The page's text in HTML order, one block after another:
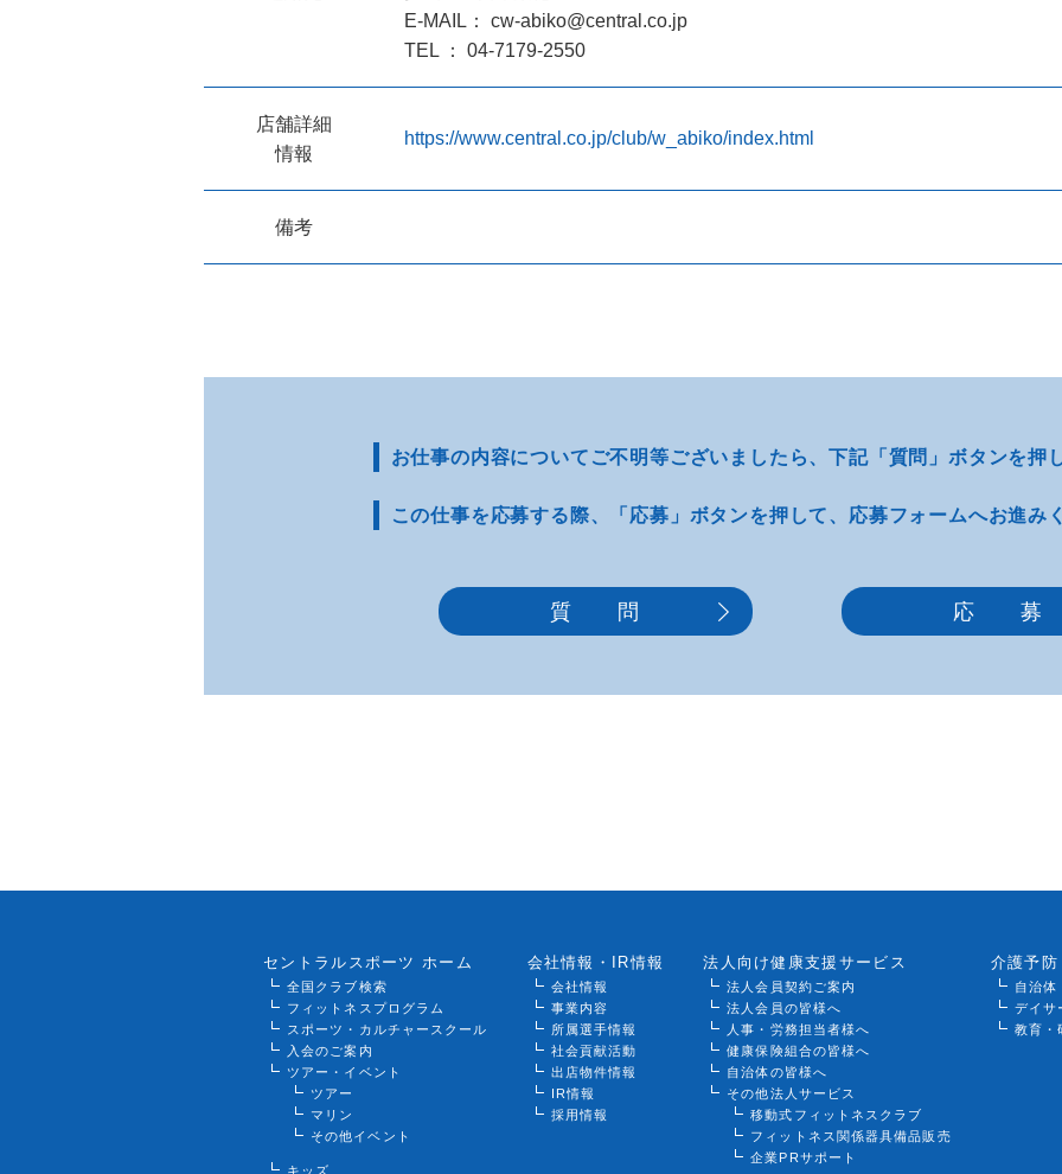
E-MAIL： cw-abiko@central.co.jp
TEL ： 04-7179-2550
店舗詳細
情報
https://www.central.co.jp/club/w_abiko/index.html
備考
お仕事の内容についてご不明等ございましたら、下記「質問」ボタンを押
この仕事を応募する際、 「応募」ボタンを押して、 応募フォームへお進み
質 問 応 募
セントラルスポーツ ホーム
全国クラブ検索
フィットネスプログラム
スポーツ・カルチャースクール
入会のご案内
ツアー・イベント
ツアー
マリン
その他イベント
キッズ
会社情報・IR情報
会社情報
事業内容
所属選手情報
社会貢献活動
出店物件情報
IR情報
採用情報
法人向け健康支援サービス
法人会員契約ご案内
法人会員の皆様へ
人事・労務担当者様へ
健康保険組合の皆様へ
自治体の皆様へ
その他法人サービス
移動式フィットネスクラブ
フィットネス関係器具備品販売
企業PRサポート
介護予防
自治体
デイサ
教育・